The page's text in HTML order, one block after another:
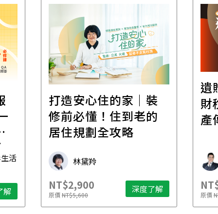
活
解
打造安心住的家｜裝
修前必懂！住到老的
居住規劃全攻略
林黛羚
NT$2,900
原價NT$5,600 深度了解
遺
財
產
原價